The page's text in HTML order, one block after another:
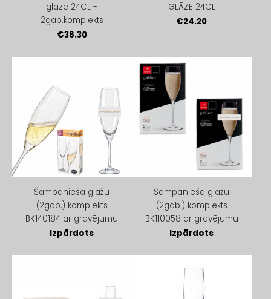
glāze 24CL -
2gab.komplekts
€36.30
GLĀZE 24CL
€24.20
Šampanieša glāžu
(2gab.) komplekts
BK140184 ar gravējumu
Izpārdots
Šampanieša glāžu
(2gab.) komplekts
BK110058 ar gravējumu
Izpārdots